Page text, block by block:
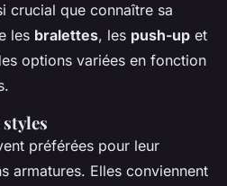
crucial que connaître sa
les bralettes, les push-up et
options variées en fonction
préférées pour leur
armatures. Elles conviennent